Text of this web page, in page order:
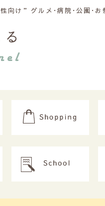
向け”グルメ･病院･公園･お